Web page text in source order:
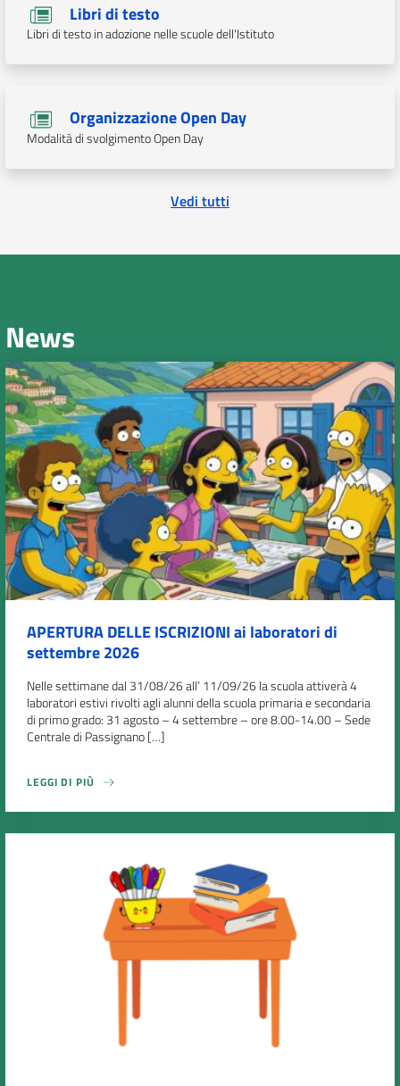
Libri di testo
Libri di testo in adozione nelle scuole dell'Istituto
Organizzazione Open Day
Modalità di svolgimento Open Day
Vedi tutti
News
APERTURA DELLE ISCRIZIONI ai laboratori di
settembre 2026
Nelle settimane dal 31/08/26 all’ 11/09/26 la scuola attiverà 4
laboratori estivi rivolti agli alunni della scuola primaria e secondaria
di primo grado: 31 agosto – 4 settembre – ore 8.00-14.00 – Sede
Centrale di Passignano […]
LEGGI DI PIÙ